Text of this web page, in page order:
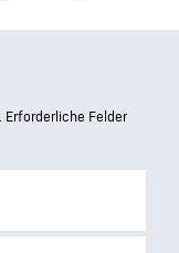
Erforderliche Felder